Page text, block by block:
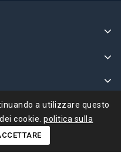
a utilizzare questo
cookie. politica sulla